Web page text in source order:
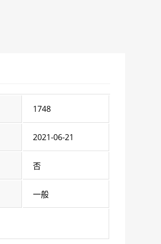
1748
2021-06-21
否
一般